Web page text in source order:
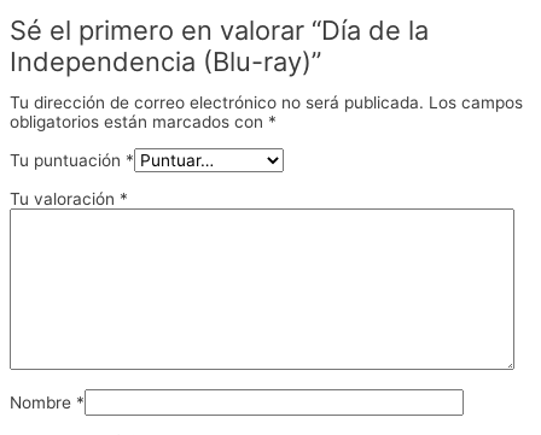
Sé el primero en valorar “Día de la
Independencia (Blu-ray)”
Tu dirección de correo electrónico no será publicada. Los campos
obligatorios están marcados con *
Tu puntuación *
Tu valoración *
Nombre *